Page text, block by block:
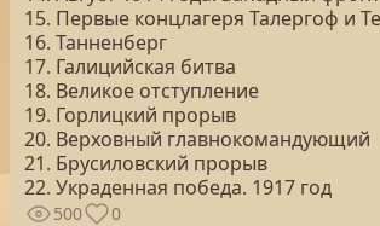
15. Первые концлагеря Талергоф и
16. Танненберг
17. Галицийская битва
18. Великое отступление
19. Горлицкий прорыв
20. Верховный главнокомандующий
21. Брусиловский прорыв
22. Украденная победа. 1917 год
500 0